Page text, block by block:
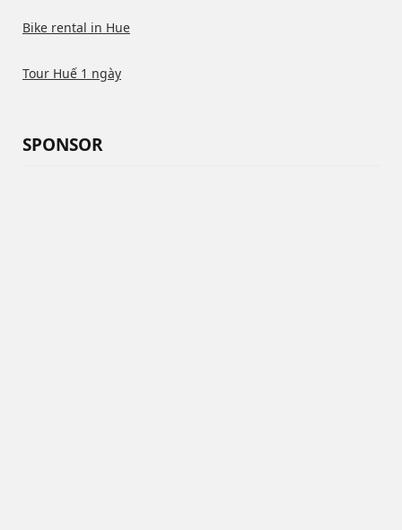
Bike rental in Hue
Tour Huế 1 ngày
SPONSOR